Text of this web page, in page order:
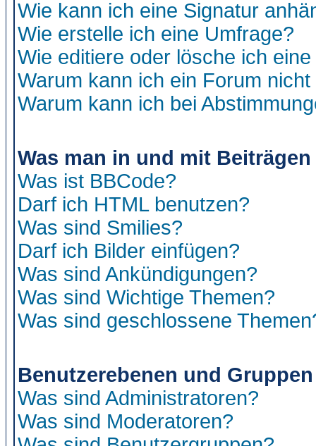
Wie kann ich eine Signatur
Wie erstelle ich eine Umfrage?
Wie editiere oder lösche ich
Warum kann ich ein Forum
Warum kann ich bei
Was man in und mit
Was ist BBCode?
Darf ich HTML benutzen?
Was sind Smilies?
Darf ich Bilder einfügen?
Was sind Ankündigungen?
Was sind Wichtige Themen?
Was sind geschlossene
Benutzerebenen und Gruppen
Was sind Administratoren?
Was sind Moderatoren?